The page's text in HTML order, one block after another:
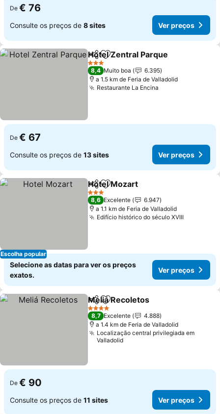
De € 76
Consulte os preços de 8 sites Ver preços
PartilharAdicionar aos favoritos
Hotel Zentral Parque
3 Estrelas
8,4 Muito boa
6.395
a 1.5 km de Feria de Valladolid
Restaurante La Encina
De € 67
Consulte os preços de 13 sites Ver preços
Escolha popular
PartilharAdicionar aos favoritos
Hotel Mozart
3 Estrelas
8,6 Excelente
6.947
a 1.1 km de Feria de Valladolid
Edifício histórico do século XVIII
Selecione as datas para ver os preços
exatos.
Ver preços
PartilharAdicionar aos favoritos
Meliá Recoletos
4 Estrelas
8,7 Excelente
4.888
a 1.4 km de Feria de Valladolid
Localização central privilegiada em
Valladolid
De € 90
Consulte os preços de 11 sites Ver preços